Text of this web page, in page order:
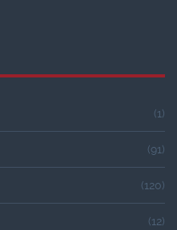
(1)
(91)
(120)
(12)